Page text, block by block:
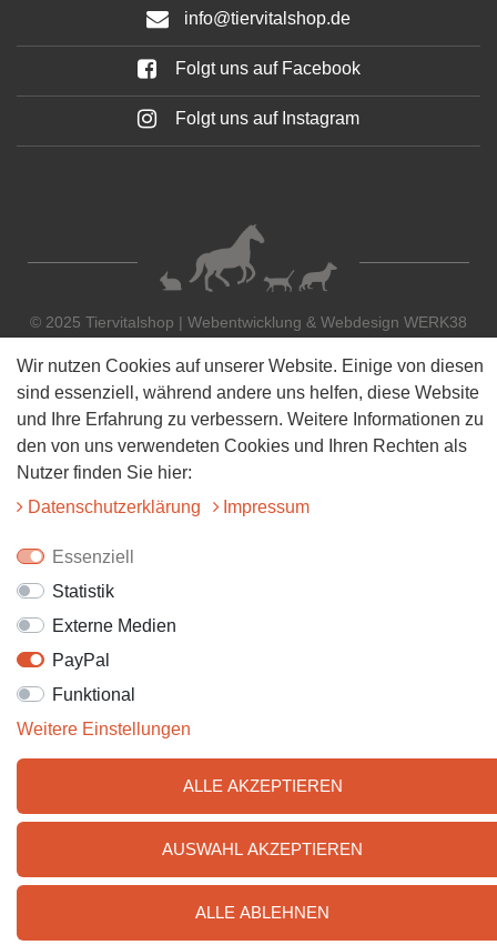
info@tiervitalshop.de
Folgt uns auf Facebook
Folgt uns auf Instagram
© 2025 Tiervitalshop | Webentwicklung & Webdesign WERK38
Wir nutzen Cookies auf unserer Website. Einige von diesen
sind essenziell, während andere uns helfen, diese Website
und Ihre Erfahrung zu verbessern. Weitere Informationen zu
den von uns verwendeten Cookies und Ihren Rechten als
Nutzer finden Sie hier:
Daten­schutz­erklärung
Impressum
Essenziell
Statistik
Externe Medien
PayPal
Funktional
Weitere Einstellungen
ALLE AKZEPTIEREN
AUSWAHL AKZEPTIEREN
ALLE ABLEHNEN